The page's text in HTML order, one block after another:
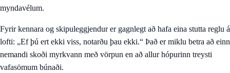
myndavélum.
Fyrir kennara og skipuleggjendur er gagnlegt að hafa eina stutta reglu á
lofti: „Ef þú ert ekki viss, notarðu þau ekki.“ Það er miklu betra að einn
nemandi skoði myrkvann með vörpun en að allur hópurinn treysti
vafasömum búnaði.